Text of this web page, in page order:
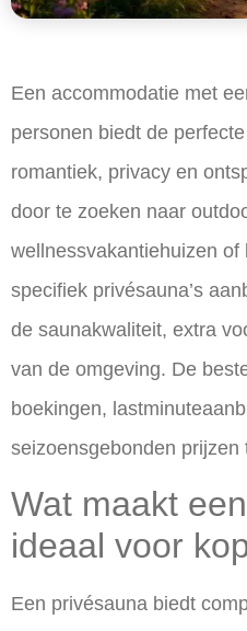
Een accommodatie met
personen biedt de
romantiek, privacy en
door te zoeken naar
wellnessvakantiehuizen
specifiek privésauna’s
de saunakwaliteit, extra
van de omgeving. De
boekingen,
seizoensgebonden prijzen
Wat maakt
ideaal voor
Een privésauna biedt